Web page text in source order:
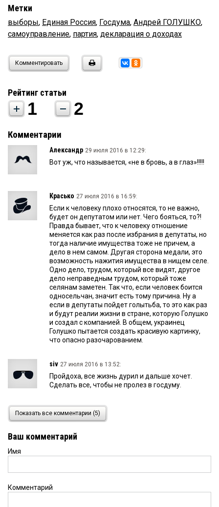
Метки
выборы, Единая Россия, Госдума, Андрей ГОЛУШКО,
самоуправление, партия, декларация о доходах
Комментировать
Рейтинг статьи
1 2
Комментарии
Александр 29 июля 2016 в 12:29:
Вот уж, что называется, «не в бровь, а в глаз»!!!!!
Красько 27 июля 2016 в 16:59:
Если к человеку плохо относятся, то не важно,
будет он депутатом или нет. Чего бояться, то?!
Правда бывает, что к человеку отношение
меняется как раз после избрания в депутаты, но
тогда наличие имущества тоже не причем, а
дело в нем самом. Другая сторона медали, это
возможность нажития имущества в нищем селе.
Одно дело, трудом, который все видят, другое
дело неправедным трудом, который тоже
селянам заметен. Так что, если человек боится
односельчан, значит есть тому причина. Ну а
если в депутаты пойдет голытьба, то это как раз
и будут реалии жизни в стране, которую Голушко
и создал с компанией. В общем, украинец
Голушко пытается создать красивую картинку,
что опасно разочарованием.
siv 27 июля 2016 в 13:52:
Пройдоха, все жизнь дурил и дальше хочет.
Сделать все, чтобы не пролез в госдуму.
27 июля 2016 в 12:40:
(( да уж, «сельский менталитет»... А интересно,
озаботился именно этим?
Показать все комментарии (5)
Ваш комментарий
Имя
Комментарий